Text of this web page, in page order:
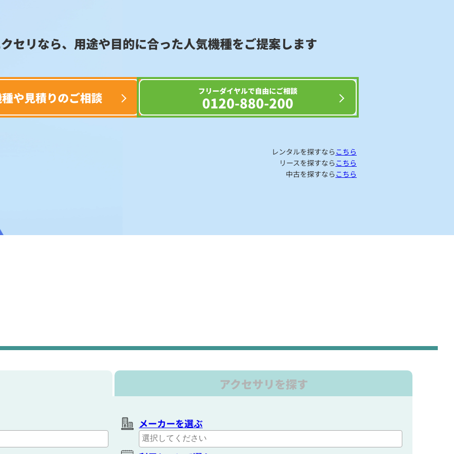
セリなら、用途や目的に合った人気機種をご提案します
や見積りのご相談 フリーダイヤルで自由にご相談
0120-880-200
レンタルを探すなら こちら
リースを探すなら こちら
中古を探すなら こちら
アクセサリを探す
メーカーを選ぶ